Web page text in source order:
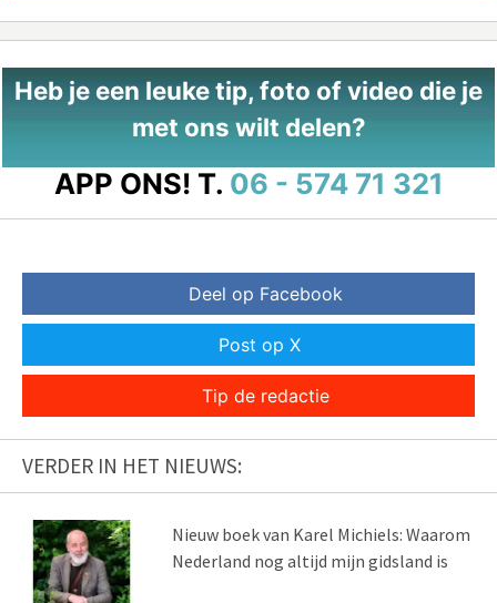
Heb je een leuke tip, foto of video die je
met ons wilt delen?
APP ONS! T. 06 - 574 71 321
Deel op Facebook
Post op X
Tip de redactie
VERDER IN HET NIEUWS:
Nieuw boek van Karel Michiels: Waarom
Nederland nog altijd mijn gidsland is